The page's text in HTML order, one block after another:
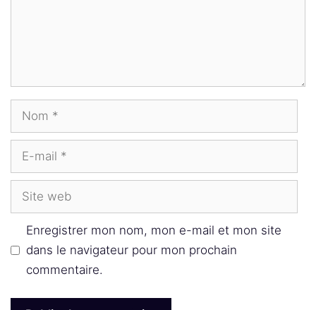
Nom
mail
Site
web
Enregistrer mon nom, mon e-mail et mon site
dans le navigateur pour mon prochain
commentaire.